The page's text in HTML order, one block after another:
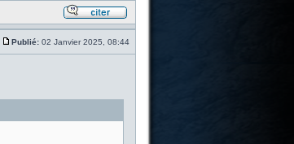
Publié:02 Janvier 2025, 08:44